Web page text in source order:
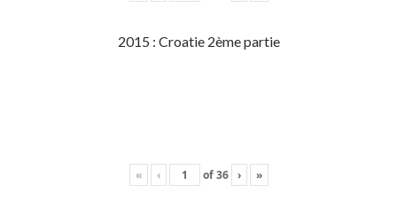
2015 : Croatie 2ème partie
« ‹ of36 › »